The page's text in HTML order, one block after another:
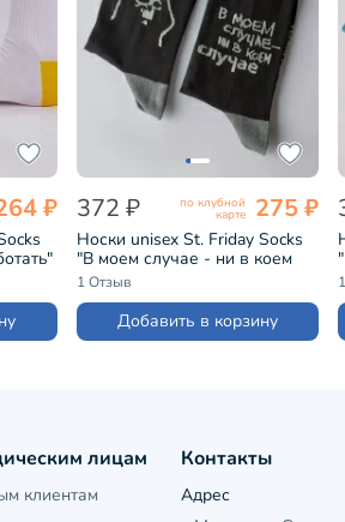
₽ 372 ₽ по клубной
карте 275 ₽
Носки unisex St. Friday Socks
"В моем случае - ни в коем
случае" (729-19)
1 Отзыв
Добавить в корзину
лицам
клиентам
Контакты
Адрес